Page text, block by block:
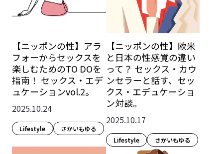
【ニッポンの性】アラ
フォーからセックスを
楽しむためのTO DOを
指南！ セックス・エデ
ュケーションvol.2。
2025.10.24
Lifestyle​ さかいもゆる
【ニッポンの性】欧米
と日本の性感覚の違い
って？ セックス・カウ
ンセラーと話す、セッ
クス・エデュケーショ
ン対談。
2025.10.17
Lifestyle​ さかいもゆる